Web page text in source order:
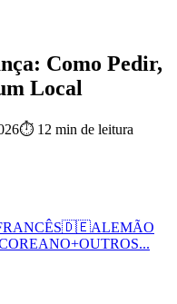
Como Pedir,
Local
⏱ 12 min de leitura
🇩🇪ALEMÃO
+OUTROS...